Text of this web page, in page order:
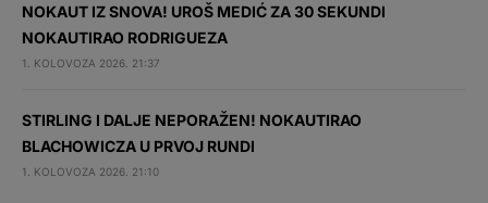
NOKAUT IZ SNOVA! UROŠ MEDIĆ ZA 30 SEKUNDI
NOKAUTIRAO RODRIGUEZA
1. KOLOVOZA 2026. 21:37
STIRLING I DALJE NEPORAŽEN! NOKAUTIRAO
BLACHOWICZA U PRVOJ RUNDI
1. KOLOVOZA 2026. 21:10